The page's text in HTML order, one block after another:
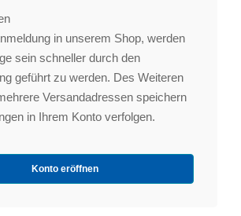
in unserem Shop, werden
sein schneller durch den
geführt zu werden. Des Weiteren
Versandadressen speichern
in Ihrem Konto verfolgen.
Konto eröffnen